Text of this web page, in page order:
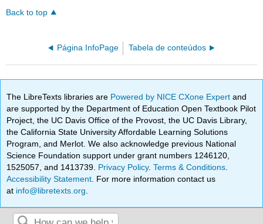
Back to top
Página InfoPage Tabela de conteúdos
The LibreTexts libraries are Powered by NICE CXone Expertand
are supported by the Department of Education Open Textbook Pilot
Project, the UC Davis Office of the Provost, the UC Davis Library,
the California State University Affordable Learning Solutions
Program, and Merlot. We also acknowledge previous National
Science Foundation support under grant numbers 1246120,
1525057, and 1413739. Privacy Policy.Terms & Conditions
Accessibility Statement . For more information contact us
at info@libretexts.org